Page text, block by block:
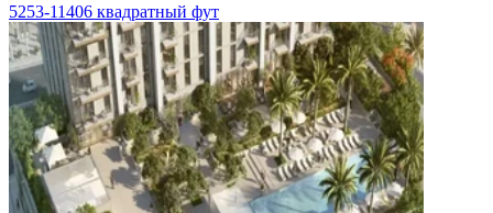
5253-11406 квадратный фут